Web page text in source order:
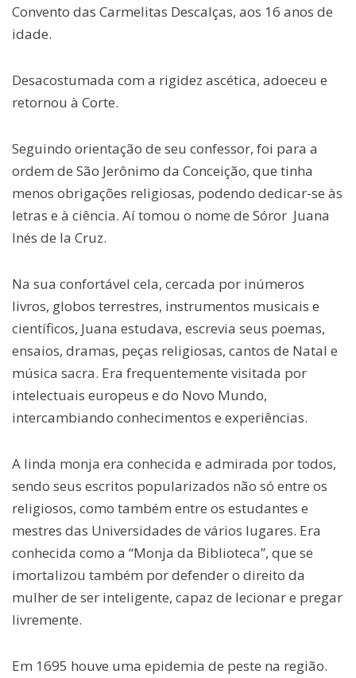
Convento das Carmelitas Descalças, aos 16 anos de
idade.
Desacostumada com a rigidez ascética, adoeceu e
retornou à Corte.
Seguindo orientação de seu confessor, foi para a
ordem de São Jerônimo da Conceição, que tinha
menos obrigações religiosas, podendo dedicar-se às
letras e à ciência. Aí tomou o nome de Sóror Juana
Inés de la Cruz.
Na sua confortável cela, cercada por inúmeros
livros, globos terrestres, instrumentos musicais e
científicos, Juana estudava, escrevia seus poemas,
ensaios, dramas, peças religiosas, cantos de Natal e
música sacra. Era frequentemente visitada por
intelectuais europeus e do Novo Mundo,
intercambiando conhecimentos e experiências.
A linda monja era conhecida e admirada por todos,
sendo seus escritos popularizados não só entre os
religiosos, como também entre os estudantes e
mestres das Universidades de vários lugares. Era
conhecida como a “Monja da Biblioteca”, que se
imortalizou também por defender o direito da
mulher de ser inteligente, capaz de lecionar e pregar
livremente.
Em 1695 houve uma epidemia de peste na região.